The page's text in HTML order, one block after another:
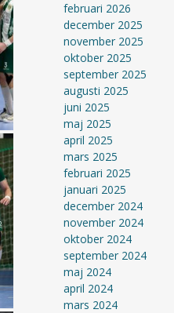
februari 2026
december 2025
november 2025
oktober 2025
september 2025
augusti 2025
juni 2025
maj 2025
april 2025
mars 2025
februari 2025
januari 2025
december 2024
november 2024
oktober 2024
september 2024
maj 2024
april 2024
mars 2024